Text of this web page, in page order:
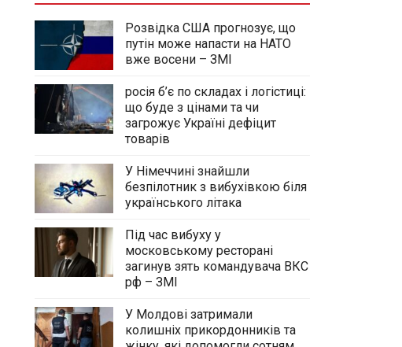
Розвідка США прогнозує, що
путін може напасти на НАТО
вже восени – ЗМІ
росія б’є по складах і логістиці:
що буде з цінами та чи
загрожує Україні дефіцит
товарів
У Німеччині знайшли
безпілотник з вибухівкою біля
українського літака
Під час вибуху у
московському ресторані
загинув зять командувача ВКС
рф – ЗМІ
У Молдові затримали
колишніх прикордонників та